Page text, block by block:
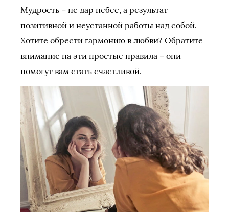
Мудрость – не дар небес, а результат
позитивной и неустанной работы над собой.
Хотите обрести гармонию в любви? Обратите
внимание на эти простые правила – они
помогут вам стать счастливой.